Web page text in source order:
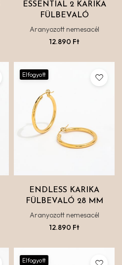
ESSENTIAL 2 KARIKA
FÜLBEVALÓ
Aranyozott nemesacél
12.890 Ft
Elfogyott
ENDLESS KARIKA
FÜLBEVALÓ 28 MM
Aranyozott nemesacél
12.890 Ft
Elfogyott